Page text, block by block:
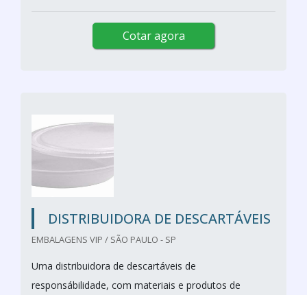
Cotar agora
DISTRIBUIDORA DE DESCARTÁVEIS
EMBALAGENS VIP / SÃO PAULO - SP
Uma distribuidora de descartáveis de
responsábilidade, com materiais e produtos de